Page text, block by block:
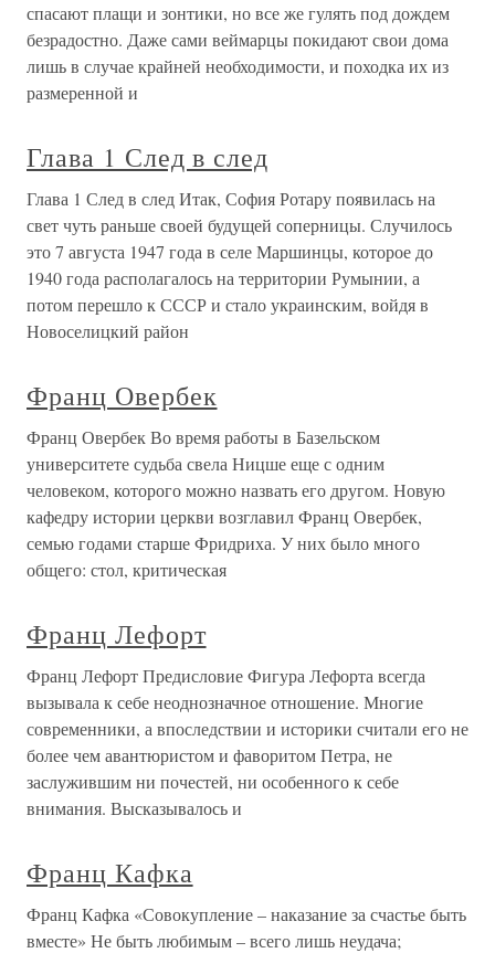
спасают плащи и зонтики, но все же гулять под дождем
безрадостно. Даже сами веймарцы покидают свои дома
лишь в случае крайней необходимости, и походка их из
размеренной и
Глава 1 След в след
Глава 1 След в след Итак, София Ротару появилась на
свет чуть раньше своей будущей соперницы. Случилось
это 7 августа 1947 года в селе Маршинцы, которое до
1940 года располагалось на территории Румынии, а
потом перешло к СССР и стало украинским, войдя в
Новоселицкий район
Франц Овербек
Франц Овербек Во время работы в Базельском
университете судьба свела Ницше еще с одним
человеком, которого можно назвать его другом. Новую
кафедру истории церкви возглавил Франц Овербек,
семью годами старше Фридриха. У них было много
общего: стол, критическая
Франц Лефорт
Франц Лефорт Предисловие Фигура Лефорта всегда
вызывала к себе неоднозначное отношение. Многие
современники, а впоследствии и историки считали его не
более чем авантюристом и фаворитом Петра, не
заслужившим ни почестей, ни особенного к себе
внимания. Высказывалось и
Франц Кафка
Франц Кафка «Совокупление – наказание за счастье быть
вместе» Не быть любимым – всего лишь неудача;